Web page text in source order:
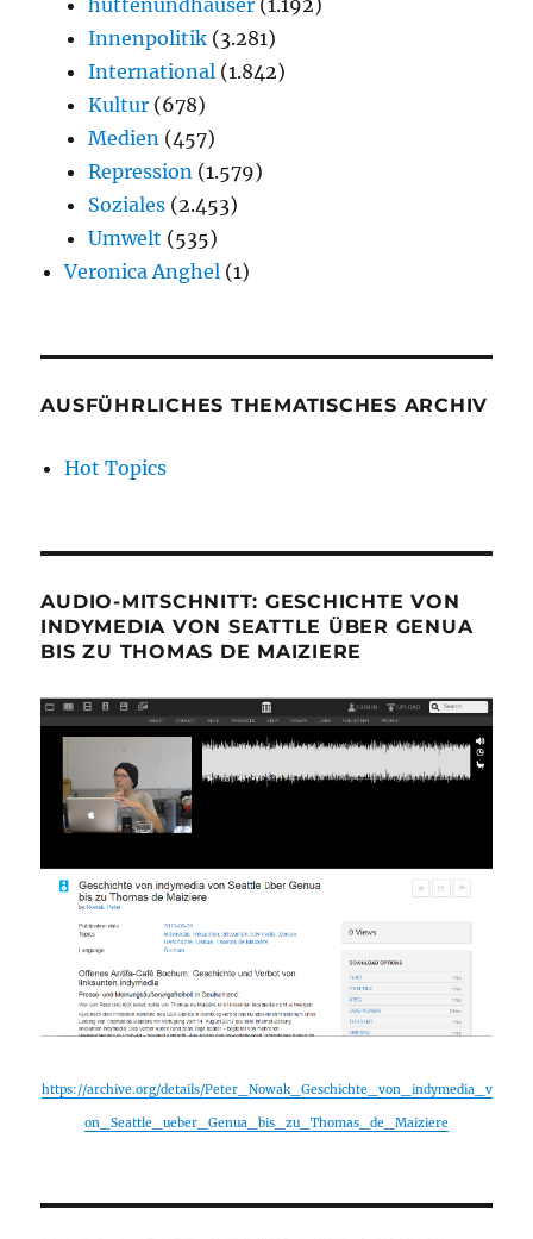
Innenpolitik (3.281)
International (1.842)
Kultur (678)
Medien (457)
Repression (1.579)
Soziales (2.453)
Umwelt (535)
Veronica Anghel (1)
AUSFÜHRLICHES THEMATISCHES ARCHIV
Hot Topics
AUDIO-MITSCHNITT: GESCHICHTE VON
INDYMEDIA VON SEATTLE ÜBER GENUA
BIS ZU THOMAS DE MAIZIERE
https://archive.org/details/Peter_Nowak_Geschichte_von_indymedia_v
on_Seattle_ueber_Genua_bis_zu_Thomas_de_Maiziere